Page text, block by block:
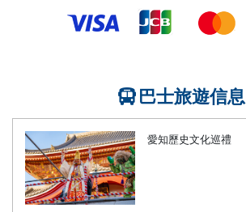
巴士旅遊信息
愛知歷史文化巡禮